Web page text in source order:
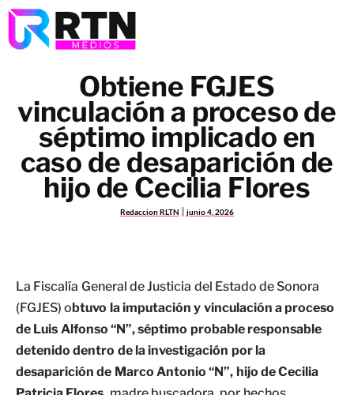
Obtiene FGJES
vinculación a proceso de
séptimo implicado en
caso de desaparición de
hijo de Cecilia Flores
Redaccion RLTN junio 4, 2026
La Fiscalía General de Justicia del Estado de Sonora
(FGJES) obtuvo la imputación y vinculación a proceso
de Luis Alfonso “N”, séptimo probable responsable
detenido dentro de la investigación por la
desaparición de Marco Antonio “N”, hijo de Cecilia